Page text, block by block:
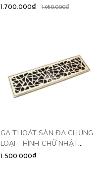
CLEANMAX
1.700.000₫ 1.950.000₫
GA THOÁT SÀN ĐA CHỦNG
LOẠI - HÌNH CHỮ NHẬT
CLEANMAX
1.500.000₫